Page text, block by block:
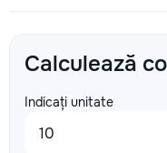
Calculează
Indicați unitate